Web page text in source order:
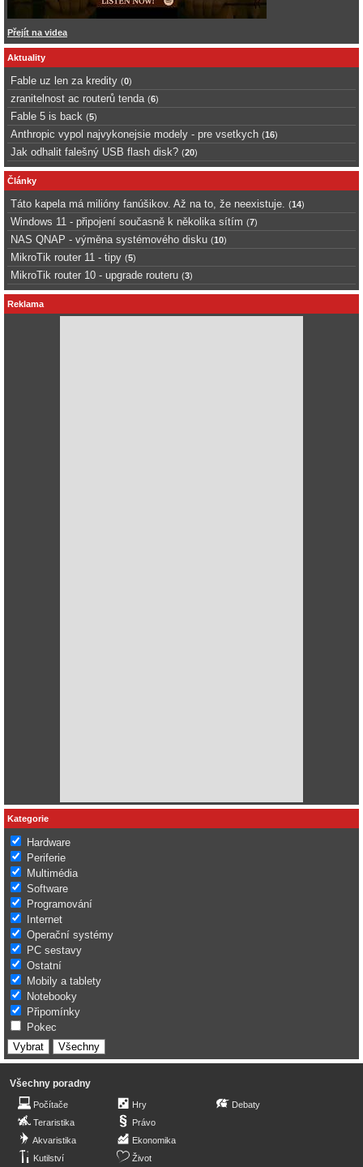
Přejít na videa
Aktuality
Fable uz len za kredity (0)
zranitelnost ac routerů tenda (6)
Fable 5 is back (5)
Anthropic vypol najvykonejsie modely - pre vsetkych (16)
Jak odhalit falešný USB flash disk? (20)
Články
Táto kapela má milióny fanúšikov. Až na to, že neexistuje. (14)
Windows 11 - připojení současně k několika sítím (7)
NAS QNAP - výměna systémového disku (10)
MikroTik router 11 - tipy (5)
MikroTik router 10 - upgrade routeru (3)
Reklama
Kategorie
Hardware
Periferie
Multimédia
Software
Programování
Internet
Operační systémy
PC sestavy
Ostatní
Mobily a tablety
Notebooky
Připomínky
Pokec
Všechny poradny
Počítače
Teraristika
Akvaristika
Kutilství
Hry
Právo
Ekonomika
Život
Debaty